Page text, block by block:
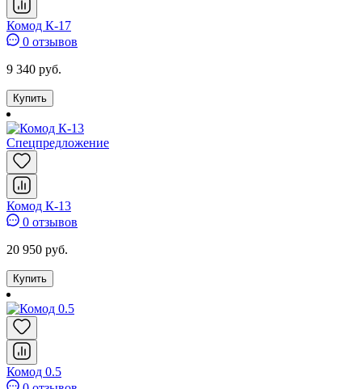
Комод К-17
0 отзывов
9 340 руб.
Купить
Спецпредложение
Комод К-13
0 отзывов
20 950 руб.
Купить
Комод 0.5